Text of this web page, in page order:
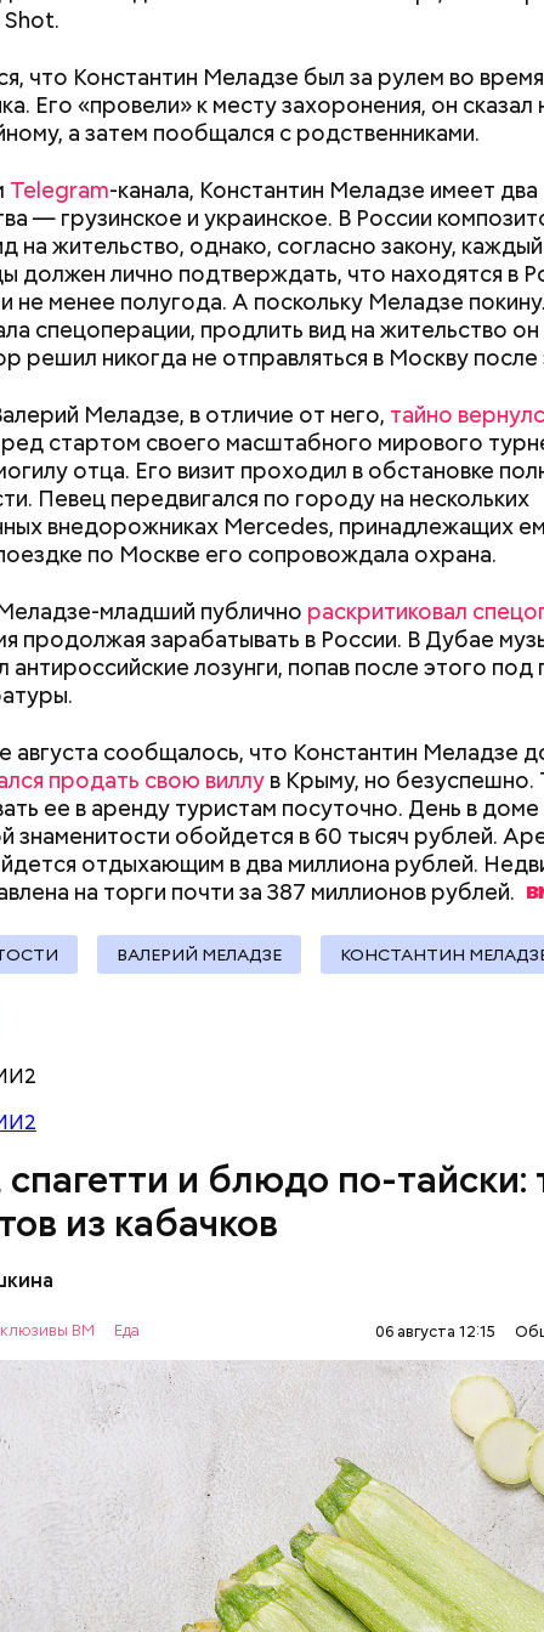
что Константин Меладзе был за рулем во время
Его «провели» к месту захоронения, он сказал
а затем пообщался с родственниками.
Telegram-канала, Константин Меладзе имеет два
— грузинское и украинское. В России
на жительство, однако, согласно закону,
должен лично подтверждать, что находятся в
не менее полугода. А поскольку Меладзе
спецоперации, продлить вид на жительство он
решил никогда не отправляться в Москву после
Меладзе, в отличие от него, тайно
стартом своего масштабного мирового
отца. Его визит проходил в обстановке
Певец передвигался по городу на нескольких
внедорожниках Mercedes, принадлежащих
по Москве его сопровождала охрана.
младший публично раскритиковал
продолжая зарабатывать в России. В Дубае
антироссийские лозунги, попав после этого под
августа сообщалось, что Константин Меладзе
продать свою виллу в Крыму, но безуспешно.
ее в аренду туристам посуточно. День в доме
знаменитости обойдется в 60 тысяч рублей.
отдыхающим в два миллиона рублей.
на торги почти за 387 миллионов рублей.
ВАЛЕРИЙ МЕЛАДЗЕ КОНСТАНТИН
спагетти и блюдо по-тайски:
из кабачков
ВМ Еда 06 августа 12:15
масло;
К ним добавляются зелень петрушки, чеснок,
масло. Получается очень вкусно, — поделился
ОВОЩИ РЕЦЕПТЫ
стресса он держит сосуды под контролем и
более 300 реакций нашего организма. Также
первую очередь ее стоит есть с осторожностью
Как узнать, снесут ли дом по
реновации в Москве: где
искать информацию и сроки
Как
диабета